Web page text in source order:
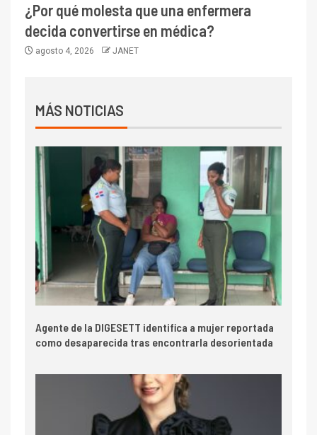
¿Por qué molesta que una enfermera
decida convertirse en médica?
agosto 4, 2026 JANET
MÁS NOTICIAS
Agente de la DIGESETT identifica a mujer reportada
como desaparecida tras encontrarla desorientada